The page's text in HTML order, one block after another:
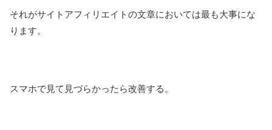
それがサイトアフィリエイトの文章においては最も大事にな
ります。
スマホで見て見づらかったら改善する。